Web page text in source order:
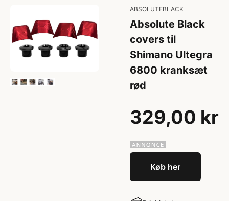
ABSOLUTEBLACK
Absolute Black
covers til
Shimano Ultegra
6800 kranksæt
rød
329,00 kr
Køb her